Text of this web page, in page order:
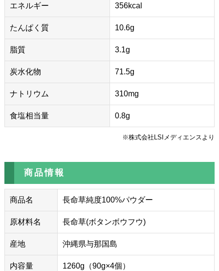
エネルギー
356kcal
たんぱく質 10.6g
脂質 3.1g
炭水化物 71.5g
ナトリウム 310mg
食塩相当量 0.8g
※株式会社LSIメディエンスより
商品情報
商品名 長命草純度100%パウダー
原材料名 長命草(ボタンボウフウ)
産地 沖縄県与那国島
内容量 1260g（90g×4個）